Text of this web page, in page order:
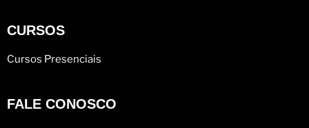
CURSOS
Cursos Presenciais
FALE CONOSCO